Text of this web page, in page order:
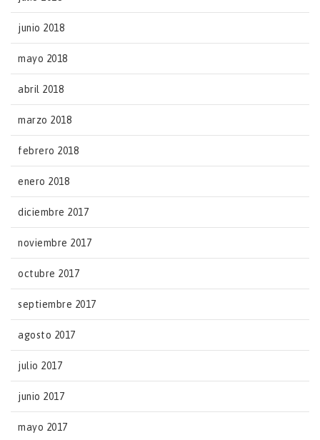
junio 2018
mayo 2018
abril 2018
marzo 2018
febrero 2018
enero 2018
diciembre 2017
noviembre 2017
octubre 2017
septiembre 2017
agosto 2017
julio 2017
junio 2017
mayo 2017